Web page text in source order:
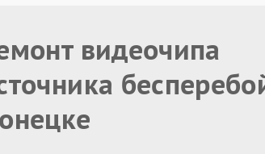
видеочипа